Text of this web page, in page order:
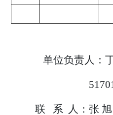
单位负责人：
联 系 人